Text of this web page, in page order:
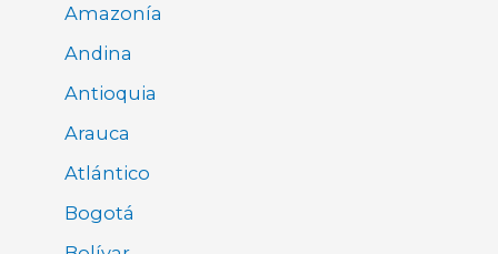
Amazonía
Andina
Antioquia
Arauca
Atlántico
Bogotá